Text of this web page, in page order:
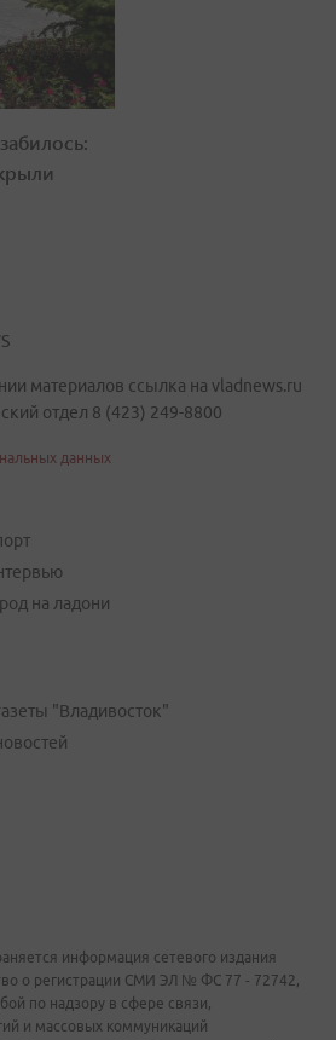
материалов ссылка на vladnews.ru
отдел 8 (423) 249-8800
данных
на ладони
"Владивосток"
информация сетевого издания
о регистрации СМИ ЭЛ № ФС 77 - 72742,
по надзору в сфере связи,
и массовых коммуникаций